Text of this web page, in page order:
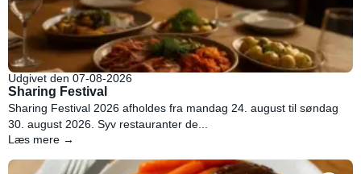
Udgivet den 07-08-2026
Sharing Festival
Sharing Festival 2026 afholdes fra mandag 24. august til søndag
30. august 2026. Syv restauranter de...
Læs mere →